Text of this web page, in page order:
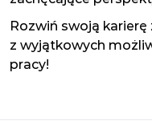
Rozwiń swoją
z wyjątkowych
pracy!